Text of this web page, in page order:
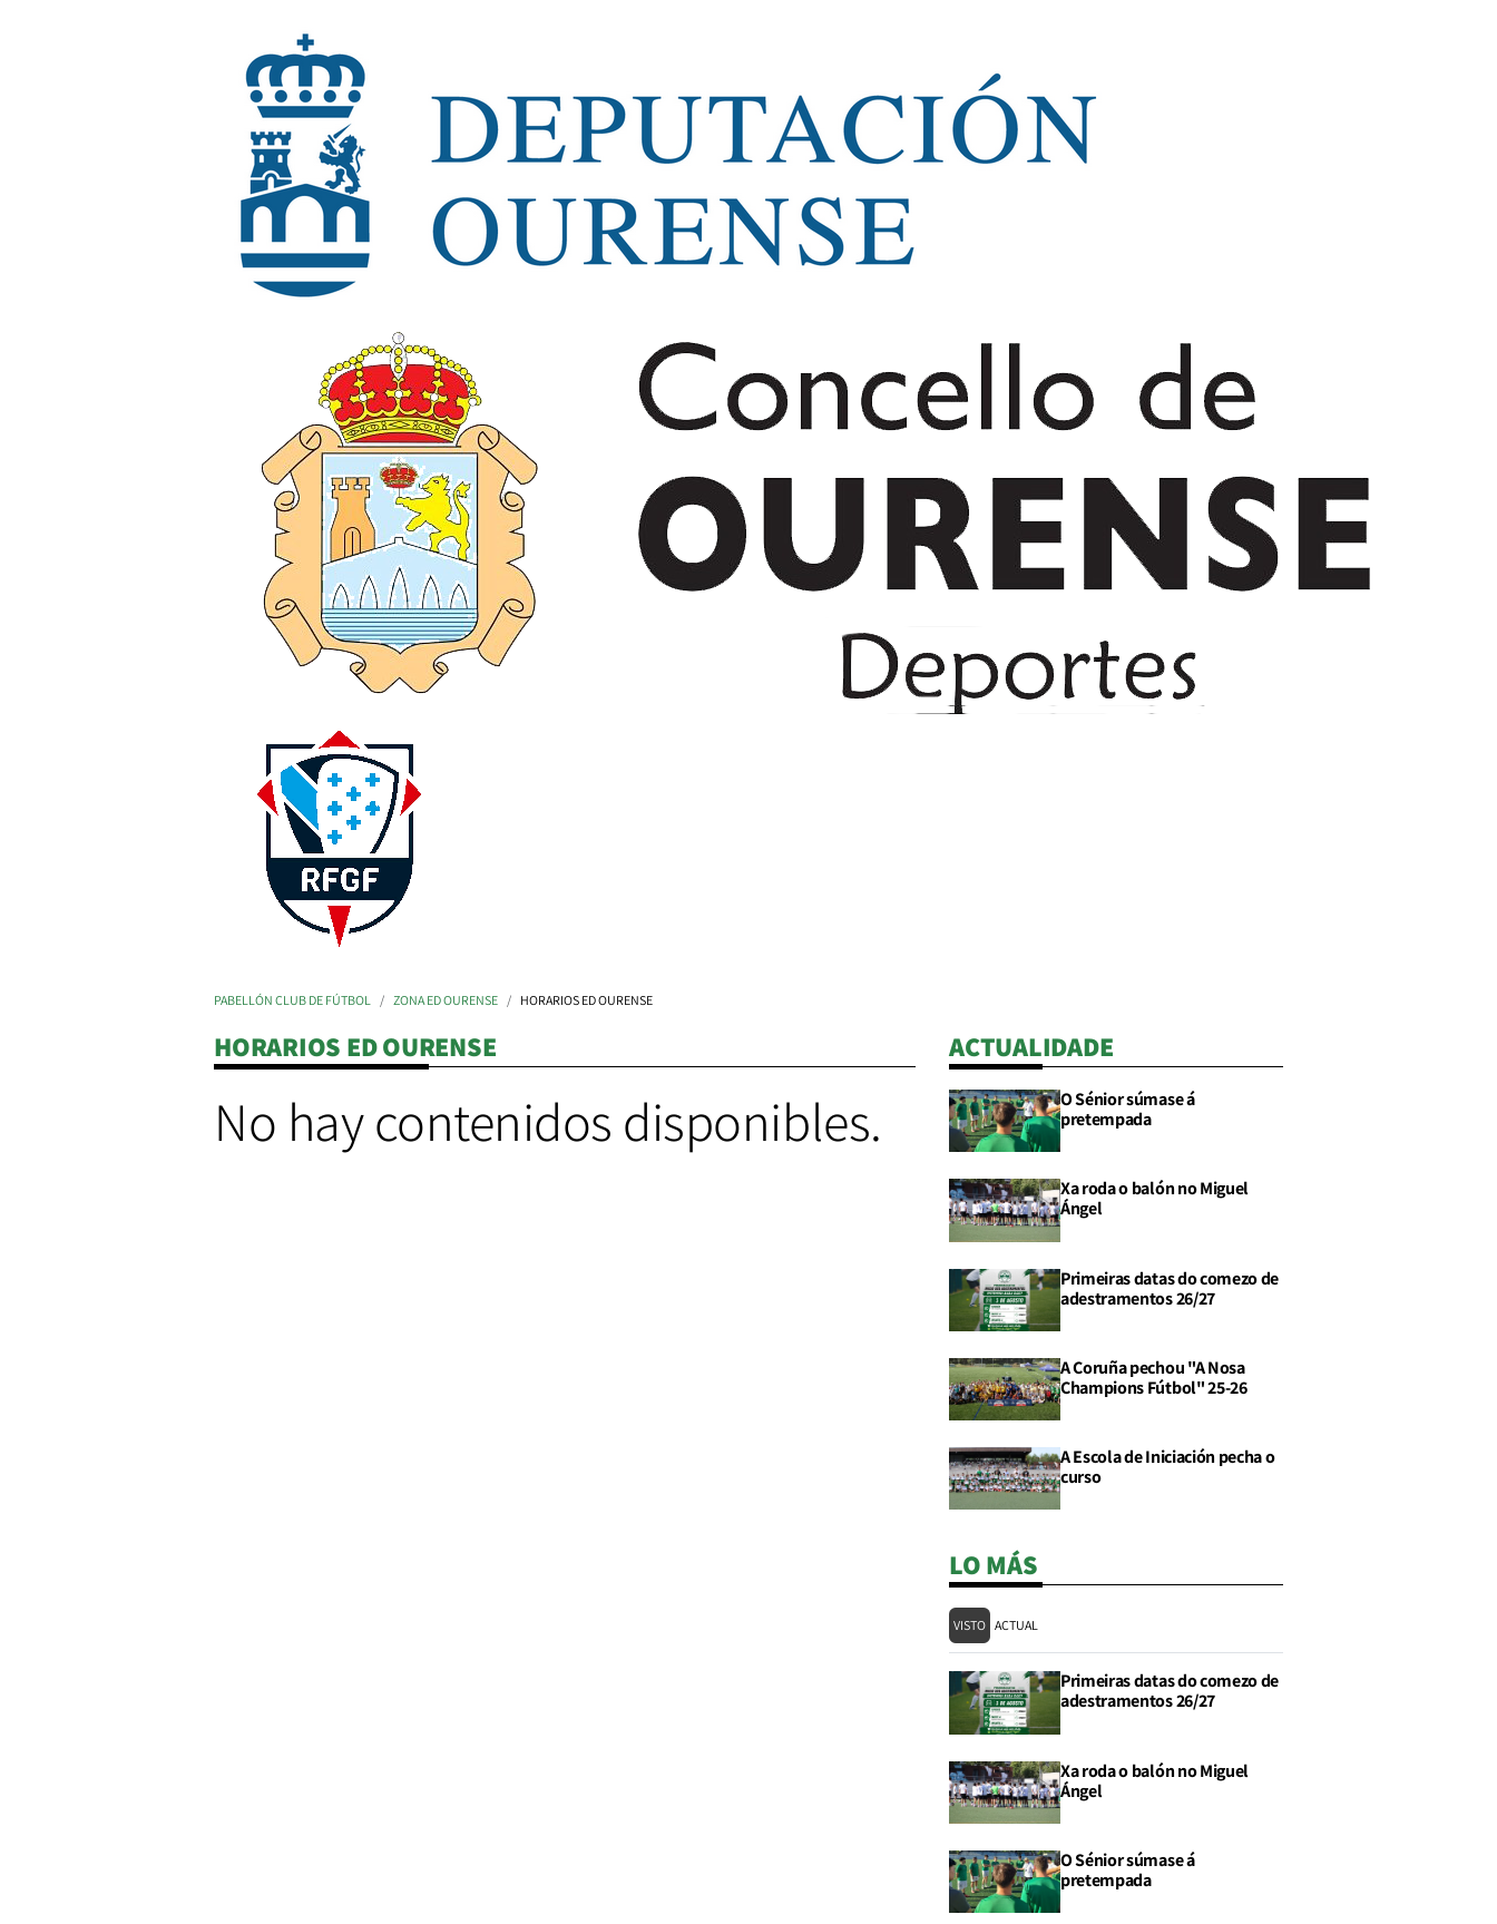
PABELLÓN CLUB DE FÚTBOL ZONA ED OURENSE HORARIOS ED OURENSE
HORARIOS ED OURENSE
No hay contenidos disponibles.
ACTUALIDADE
O Sénior súmase á
pretempada
Xa roda o balón no Miguel
Ángel
Primeiras datas do comezo de
adestramentos 26/27
A Coruña pechou "A Nosa
Champions Fútbol" 25-26
A Escola de Iniciación pecha o
curso
LO MÁS
VISTO ACTUAL
Primeiras datas do comezo de
adestramentos 26/27
Xa roda o balón no Miguel
Ángel
O Sénior súmase á
pretempada